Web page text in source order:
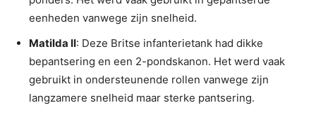
eenheden vanwege zijn snelheid.
Matilda II: Deze Britse infanterietank had dikke
bepantsering en een 2-pondskanon. Het werd vaak
gebruikt in ondersteunende rollen vanwege zijn
langzamere snelheid maar sterke pantsering.